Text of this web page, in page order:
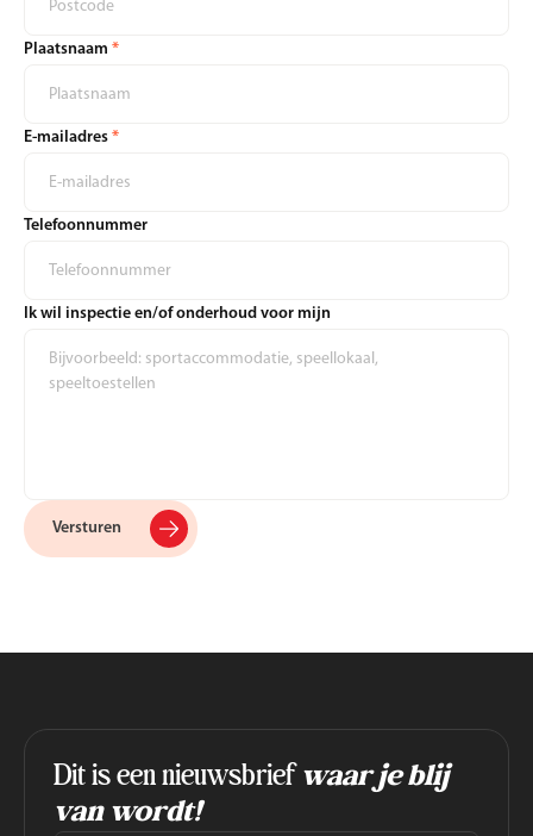
Plaatsnaam *
E-mailadres *
Telefoonnummer
Ik wil inspectie en/of onderhoud voor mijn
Versturen
Dit is een nieuwsbriefwaar je blij
van wordt!